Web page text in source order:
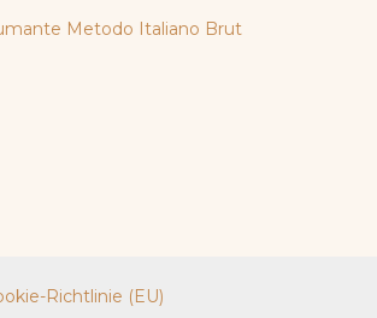
Metodo Italiano Brut
Richtlinie (EU)